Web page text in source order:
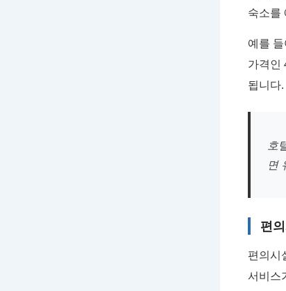
숙소를
예를
가격인
됩니다.
호
면
편
편의시
서비스